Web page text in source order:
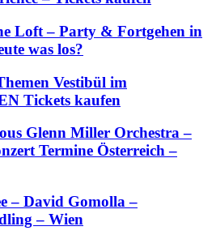
Loft – Party & Fortgehen in
was los?
Vestibül im
Tickets kaufen
Glenn Miller Orchestra –
Termine Österreich –
– David Gomolla –
– Wien